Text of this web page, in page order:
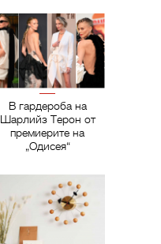
В гардероба на
Шарлийз Терон от
премиерите на
„Одисея“